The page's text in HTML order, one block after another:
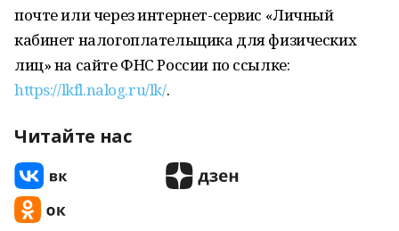
почте или через интернет-сервис «Личный
кабинет налогоплательщика для физических
лиц» на сайте ФНС России по ссылке:
https://lkfl.nalog.ru/lk/.
Читайте нас